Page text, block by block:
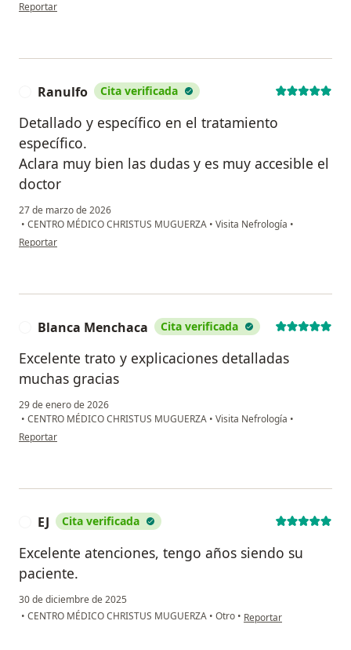
Reportar
Ranulfo Cita verificada
Detallado y específico en el tratamiento
específico.
Aclara muy bien las dudas y es muy accesible el
doctor
27 de marzo de 2026
• CENTRO MÉDICO CHRISTUS MUGUERZA • Visita Nefrología •
en opinión del usuario Ranulfo
Reportar
Blanca Menchaca Cita verificada
Excelente trato y explicaciones detalladas
muchas gracias
29 de enero de 2026
• CENTRO MÉDICO CHRISTUS MUGUERZA • Visita Nefrología •
en opinión del usuario Blanca Menchaca
Reportar
EJ Cita verificada
Excelente atenciones, tengo años siendo su
paciente.
30 de diciembre de 2025
• CENTRO MÉDICO CHRISTUS MUGUERZA • Otro • en opinión del usuario EJ
Reportar